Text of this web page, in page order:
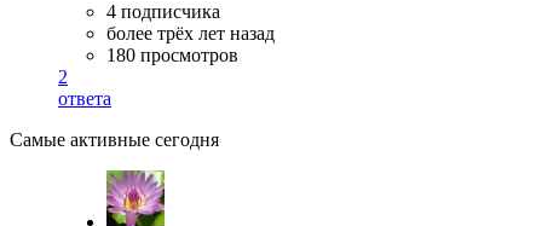
4 подписчика
более трёх лет назад
180 просмотров
2
ответа
Самые активные сегодня